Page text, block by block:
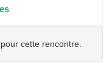
cette rencontre.